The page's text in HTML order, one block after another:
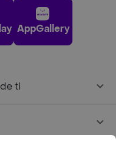
AppGallery
ti